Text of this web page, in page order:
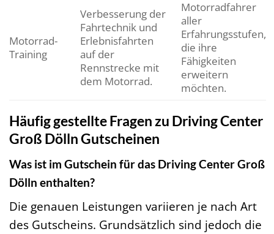
Motorrad-
Training
Verbesserung der
Fahrtechnik und
Erlebnisfahrten
auf der
Rennstrecke mit
dem Motorrad.
Motorradfahrer
aller
Erfahrungsstufen,
die ihre
Fähigkeiten
erweitern
möchten.
Häufig gestellte Fragen zu Driving Center
Groß Dölln Gutscheinen
Was ist im Gutschein für das Driving Center Groß
Dölln enthalten?
Die genauen Leistungen variieren je nach Art
des Gutscheins. Grundsätzlich sind jedoch die